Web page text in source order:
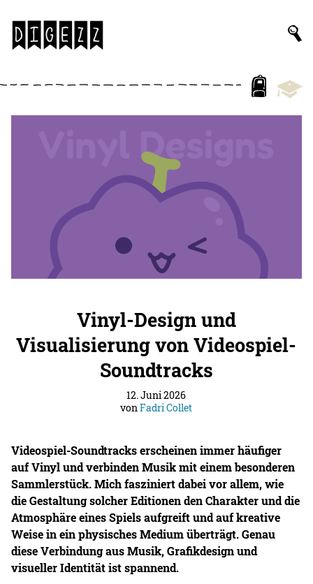
Vinyl-Design und
Visualisierung von Videospiel-
Soundtracks
12. Juni 2026
vonFadri Collet
Videospiel-Soundtracks erscheinen immer häufiger
auf Vinyl und verbinden Musik mit einem besonderen
Sammlerstück. Mich fasziniert dabei vor allem, wie
die Gestaltung solcher Editionen den Charakter und die
Atmosphäre eines Spiels aufgreift und auf kreative
Weise in ein physisches Medium überträgt. Genau
diese Verbindung aus Musik, Grafikdesign und
visueller Identität ist spannend.